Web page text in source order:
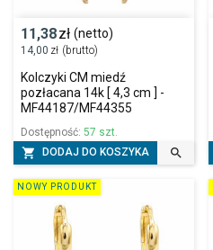
11,38zł (netto)
14,00 zł (brutto)
Kolczyki CM miedź
pozłacana 14k [ 4,3 cm ] -
MF44187/MF44355
Dostępność: 57 szt.
 DODAJ DO KOSZYKA 
NOWY PRODUKT